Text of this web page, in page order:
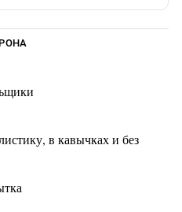
в кавычках и без